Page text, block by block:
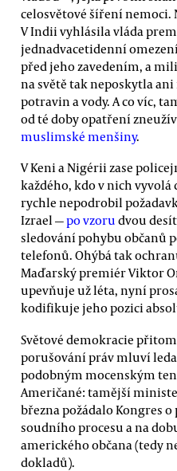
celosvětové šíření nemoci.
V Indii vyhlásila vláda
jednadvacetidenní
před jeho zavedením, a
na světě tak neposkytla
potravin a vody. A co víc,
od té doby opatření
muslimské menšiny.
V Keni a Nigérii zase
každého, kdo v nich vyvolá
rychle nepodrobil
Izrael —po vzoru dvou
sledování pohybu občanů
telefonů. Ohýbá tak
Maďarský premiér Viktor
upevňuje už léta, nyní
kodifikuje jeho pozici
Světové demokracie
porušování práv mluví
podobným mocenským
Američané: tamější
března požádalo Kongres
soudního procesu a na
amerického občana (tedy
dokladů).